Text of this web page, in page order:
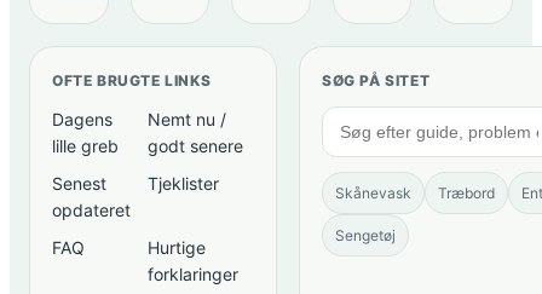
OFTE BRUGTE LINKS
Dagens
lille greb
Nemt nu /
godt senere
Senest
opdateret
Tjeklister
FAQ
Hurtige
forklaringer
SØG PÅ SITET
Skånevask Træbord
Sengetøj